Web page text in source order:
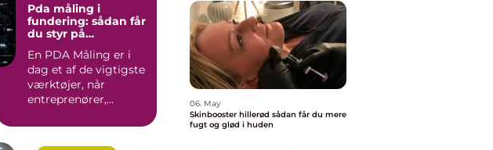
Pda måling i
fundering: sådan får
du styr på
En PDA Måling er i
dag et af de vigtigste
værktøjer, når
entreprenører,
rådgivere vil d...
06. May
Skinbooster hillerød sådan får du mere
fugt og glød i huden